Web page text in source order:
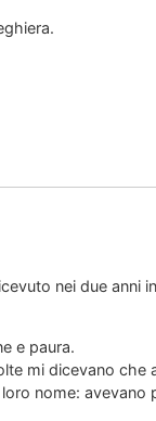
nei due anni
e paura.
mi dicevano
nome: avevano